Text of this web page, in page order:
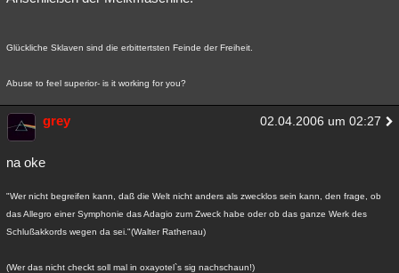
Glückliche Sklaven sind die erbittertsten Feinde der Freiheit.
Abuse to feel superior- is it working for you?
grey 02.04.2006 um 02:27
na oke
"Wer nicht begreifen kann, daß die Welt nicht anders als zwecklos sein kann, den frage, ob
das Allegro einer Symphonie das Adagio zum Zweck habe oder ob das ganze Werk des
Schlußakkords wegen da sei."(Walter Rathenau)
(Wer das nicht checkt soll mal in oxayotel`s sig nachschaun!)